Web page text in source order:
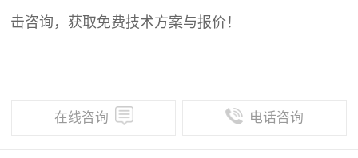
击咨询，获取免费技术方案与报价！
在线咨询 电话咨询